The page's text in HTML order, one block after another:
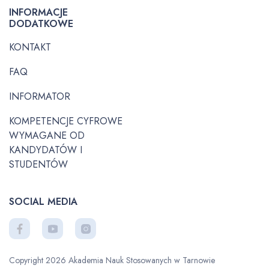
INFORMACJE
DODATKOWE
KONTAKT
FAQ
INFORMATOR
KOMPETENCJE CYFROWE
WYMAGANE OD
KANDYDATÓW I
STUDENTÓW
SOCIAL MEDIA
Copyright 2026 Akademia Nauk Stosowanych w Tarnowie